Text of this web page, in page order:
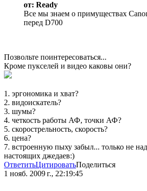
от: Ready
Все мы знаем о примуществах
перед D700
Позвольте поинтересоваться...
Кроме пукселей и видео каковы они?
1. эргономика и хват?
2. видоискатель?
3. шумы?
4. четкость работы АФ, точки АФ?
5. скорострельность, скорость?
6. цена?
7. встроенную пыху забыл... только не
настоящих джедаев:)
ОтветитьЦитироватьПоделиться
1 нояб. 2009 г., 22:19:45